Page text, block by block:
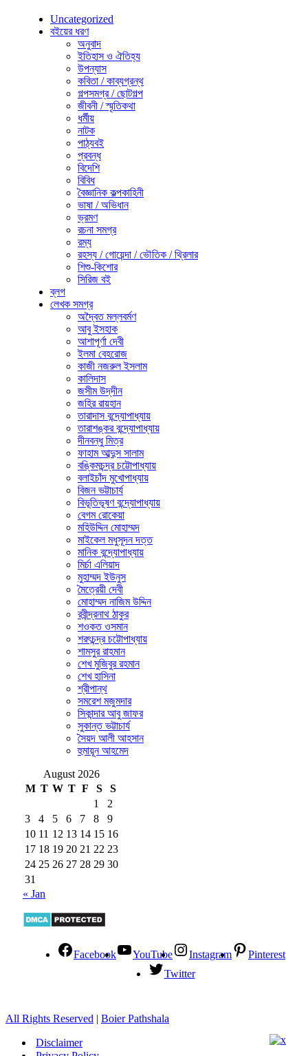
Uncategorized
বইয়ের ধরণ
অনুবাদ
ইতিহাস ও ঐতিহ্য
উপন্যাস
কবিতা / কাব্যগ্রন্থ
গল্পসমগ্র / ছোটগল্প
জীবনী / স্মৃতিকথা
ধর্মীয়
নাটক
পাঠ্যবই
প্রবন্ধ
বিদেশি
বিবিধ
বৈজ্ঞানিক কল্পকাহিনী
ভাষা / অভিধান
ভ্রমণ
রচনা সমগ্র
রম্য
রহস্য / গোয়েন্দা / ভৌতিক / থ্রিলার
শিশু-কিশোর
সিরিজ বই
ব্লগ
লেখক সমগ্র
অদ্বৈত মল্লবর্মণ
আবু ইসহাক
আশাপূর্ণা দেবী
ইলমা বেহরোজ
কাজী নজরুল ইসলাম
কালিদাস
জসীম উদ্‌দীন
জহির রায়হান
তারাদাস বন্দ্যোপাধ্যায়
তারাশঙ্কর বন্দ্যোপাধ্যায়
দীনবন্ধু মিত্র
ফাহাম আব্দুস সালাম
বঙ্কিমচন্দ্র চট্টোপাধ্যায়
বলাইচাঁদ মুখোপাধ্যায়
বিজন ভট্টাচার্য
বিভূতিভূষণ বন্দ্যোপাধ্যায়
বেগম রোকেয়া
মহিউদ্দিন মোহাম্মদ
মাইকেল মধুসূদন দত্ত
মানিক বন্দ্যোপাধ্যায়
মির্চা এলিয়াদ
মুহাম্মদ ইউনুস
মৈত্রেয়ী দেবী
মোহাম্মদ নাজিম উদ্দিন
রবীন্দ্রনাথ ঠাকুর
শওকত ওসমান
শরৎচন্দ্র চট্টোপাধ্যায়
শামসুর রাহমান
শেখ মুজিবুর রহমান
শেখ হাসিনা
শ্রীপান্থ
সমরেশ মজুমদার
সিকান্দার আবু জাফর
সুকান্ত ভট্টাচার্য
সৈয়দ আলী আহসান
হুমায়ূন আহমেদ
August 2026
M T W T F S
S
1
2
3
4 5 6 7 8
9
10 11 12 13 14 15 16
17 18 19 20 21 22 23
24 25 26 27 28 29 30
31
« Jan
Facebook YouTube Instagram
Pinterest
Twitter
All Rights Reserved | Boier Pathshala
Disclaimer